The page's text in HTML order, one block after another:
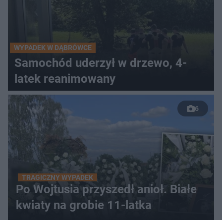
WYPADEK W DĄBRÓWCE
Samochód uderzył w drzewo, 4-
latek reanimowany
6
TRAGICZNY WYPADEK
Po Wojtusia przyszedł anioł. Białe
kwiaty na grobie 11-latka